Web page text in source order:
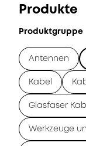
Produkte
Produktgruppe
Antennen
Kabel
Glasfaser
Werkzeuge